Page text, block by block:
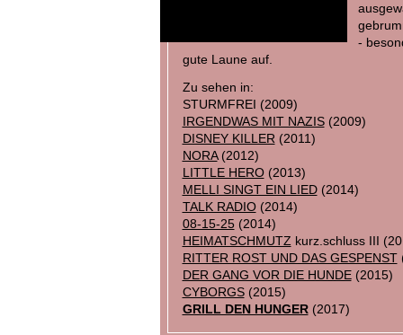
-
gute Laune auf.
Zu sehen in:
STURMFREI (2009)
IRGENDWAS MIT NAZIS(2009)
DISNEY KILLER (2011)
NORA(2012)
LITTLE HERO(2013)
MELLI SINGT EIN LIED(2014)
TALK RADIO(2014)
08-15-25(2014)
HEIMATSCHMUTZ kurz.schluss III
RITTER ROST UND DAS GESPENST
DER GANG VOR DIE HUNDE(2015)
CYBORGS(2015)
GRILL DEN HUNGER(2017)